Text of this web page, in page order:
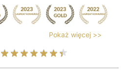
Pokaż więcej >>